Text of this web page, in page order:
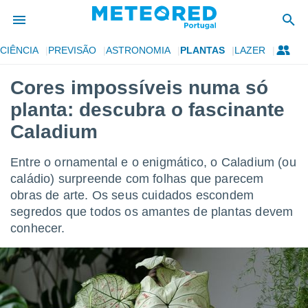
foi
para
fornecidas
a este
forma
digital
CIÊNCIA PREVISÃO ASTRONOMIA PLANTAS LAZER
Cores impossíveis numa só
planta: descubra o fascinante
Caladium
Entre o ornamental e o enigmático, o Caladium (ou
caládio) surpreende com folhas que parecem
obras de arte. Os seus cuidados escondem
segredos que todos os amantes de plantas devem
conhecer.